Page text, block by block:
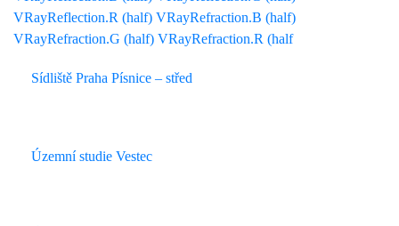
Sídliště Praha Písnice – střed
Územní studie Vestec